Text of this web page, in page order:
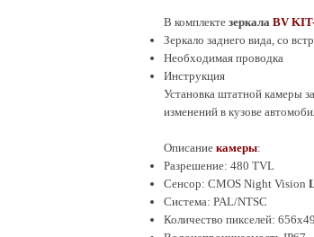
В комплекте зеркала BV
Зеркало заднего вида, со
Необходимая проводка
Инструкция
Установка штатной камеры
изменений в кузове
Описание камеры:
Разрешение: 480 TVL
Сенсор: CMOS Night Vision
Система: PAL/NTSC
Количество пикселей: 656х